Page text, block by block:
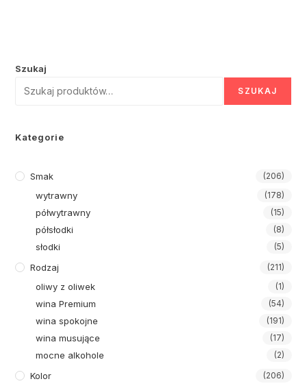
Szukaj
SZUKAJ
Kategorie
Smak (206)
wytrawny (178)
półwytrawny (15)
półsłodki (8)
słodki (5)
Rodzaj (211)
oliwy z oliwek (1)
wina Premium (54)
wina spokojne (191)
wina musujące (17)
mocne alkohole (2)
Kolor (206)